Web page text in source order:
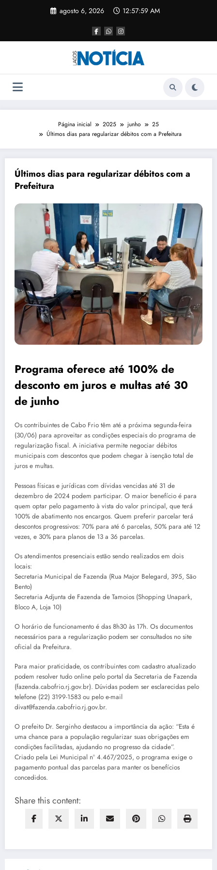
agosto 6, 2026 12:57:59 AM
Página inicial 2025 junho
25
Últimos dias para regularizar débitos com a Prefeitura
Últimos dias para regularizar débitos com a
Prefeitura
Programa oferece até 100% de
desconto em juros e multas até 30
de junho
Os contribuintes de Cabo Frio têm até a próxima segunda-feira
(30/06) para aproveitar as condições especiais do programa de
regularização fiscal. A iniciativa permite negociar débitos
municipais com descontos que podem chegar à isenção total de
juros e multas.
Pessoas físicas e jurídicas com dívidas vencidas até 31 de
dezembro de 2024 podem participar. O maior benefício é para
quem optar pelo pagamento à vista do valor principal, que terá
100% de abatimento nos encargos. Quem preferir parcelar terá
descontos progressivos: 70% para até 6 parcelas, 50% para até 12
vezes, e 30% para planos de 13 a 36 parcelas.
Os atendimentos presenciais estão sendo realizados em dois
locais:
Secretaria Municipal de Fazenda (Rua Major Belegard, 395, São
Bento)
Secretaria Adjunta de Fazenda de Tamoios (Shopping Unapark,
Bloco A, Loja 10)
O horário de funcionamento é das 8h30 às 17h. Os documentos
necessários para a regularização podem ser consultados no site
oficial da Prefeitura.
Para maior praticidade, os contribuintes com cadastro atualizado
podem resolver tudo online pelo portal da Secretaria de Fazenda
(fazenda.cabofrio.rj.gov.br). Dúvidas podem ser esclarecidas pelo
telefone (22) 3199-1583 ou pelo e-mail
divat@fazenda.cabofrio.rj.gov.br.
O prefeito Dr. Serginho destacou a importância da ação: “Esta é
uma chance para a população regularizar suas obrigações em
condições facilitadas, ajudando no progresso da cidade”.
Criado pela Lei Municipal nº 4.467/2025, o programa exige o
pagamento pontual das parcelas para manter os benefícios
concedidos.
Share this content: